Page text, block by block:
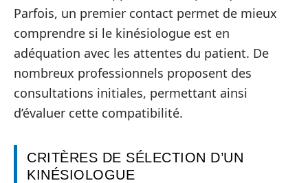
Parfois, un premier contact permet de mieux
comprendre si le kinésiologue est en
adéquation avec les attentes du patient. De
nombreux professionnels proposent des
consultations initiales, permettant ainsi
d’évaluer cette compatibilité.
CRITÈRES DE SÉLECTION D’UN
KINÉSIOLOGUE